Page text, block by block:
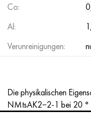
Co:
Al:
Verunreinigungen:
Die physikalischen
NMtsAK2−2-1 bei 20 °
Hastelloy x
Udimet 500
А40G, 44smn28,